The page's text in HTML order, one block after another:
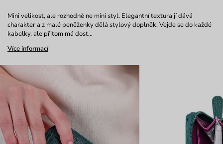
Mini velikost, ale rozhodně ne mini styl. Elegantní textura jí dává
charakter a z malé peněženky dělá stylový doplněk. Vejde se do každé
kabelky, ale přitom má dost…
Více informací